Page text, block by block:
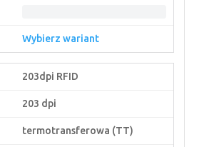
Wybierz wariant
203dpi RFID
203 dpi
termotransferowa (TT)